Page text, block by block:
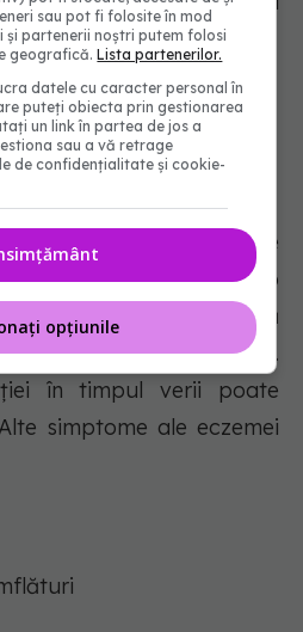
comună a pielii. Este
copii. Cunoscută și sub
Atopică, se manifestă
uscate și solzoase.
în timpul verii poate
simptome ale eczemei
sau pot fi folosite în mod
și partenerii noștri putem folosi
geografică.Lista partenerilor.
datele cu caracter personal în
puteți obiecta prin gestionarea
un link în partea de jos a
sau a vă retrage
de confidențialitate și cookie-
opțiunile